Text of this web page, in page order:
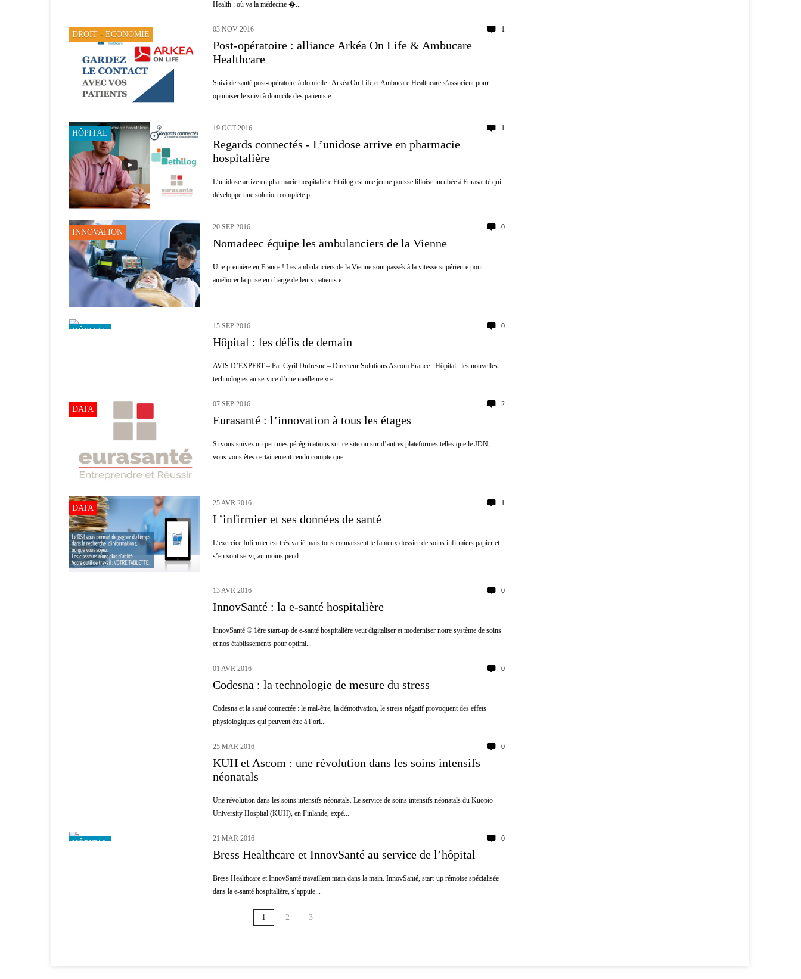
Health : où va la médecine �...
DROIT - ECONOMIE
03 NOV 2016 1
Post-opératoire : alliance Arkéa On Life & Ambucare
Healthcare
Suivi de santé post-opératoire à domicile : Arkéa On Life et Ambucare Healthcare s’associent pour
optimiser le suivi à domicile des patients e...
HÔPITAL
19 OCT 2016 1
Regards connectés - L’unidose arrive en pharmacie
hospitalière
L’unidose arrive en pharmacie hospitalière Ethilog est une jeune pousse lilloise incubée à Eurasanté qui
développe une solution complète p...
INNOVATION
20 SEP 2016 0
Nomadeec équipe les ambulanciers de la Vienne
Une première en France ! Les ambulanciers de la Vienne sont passés à la vitesse supérieure pour
améliorer la prise en charge de leurs patients e...
HÔPITAL
15 SEP 2016 0
Hôpital : les défis de demain
AVIS D’EXPERT – Par Cyril Dufresne – Directeur Solutions Ascom France : Hôpital : les nouvelles
technologies au service d’une meilleure « e...
DATA
07 SEP 2016 2
Eurasanté : l’innovation à tous les étages
Si vous suivez un peu mes pérégrinations sur ce site ou sur d’autres plateformes telles que le JDN,
vous vous êtes certainement rendu compte que ...
DATA
25 AVR 2016 1
L’infirmier et ses données de santé
L’exercice Infirmier est très varié mais tous connaissent le fameux dossier de soins infirmiers papier et
s’en sont servi, au moins pend...
13 AVR 2016 0
InnovSanté : la e-santé hospitalière
InnovSanté ® 1ère start-up de e-santé hospitalière veut digitaliser et moderniser notre système de soins
et nos établissements pour optimi...
01 AVR 2016 0
Codesna : la technologie de mesure du stress
Codesna et la santé connectée : le mal-être, la démotivation, le stress négatif provoquent des effets
physiologiques qui peuvent être à l’ori...
25 MAR 2016 0
KUH et Ascom : une révolution dans les soins intensifs
néonatals
Une révolution dans les soins intensifs néonatals. Le service de soins intensifs néonatals du Kuopio
University Hospital (KUH), en Finlande, expé...
HÔPITAL
21 MAR 2016 0
Bress Healthcare et InnovSanté au service de l’hôpital
Bress Healthcare et InnovSanté travaillent main dans la main. InnovSanté, start-up rémoise spécialisée
dans la e-santé hospitalière, s’appuie...
1 2 3